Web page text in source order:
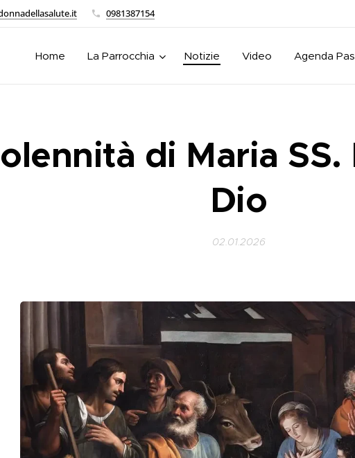
0981387154
Home La Parrocchia Notizie Video Agenda
di Maria
Dio
02.01.2026